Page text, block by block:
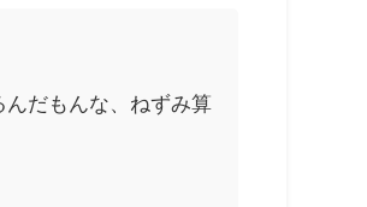
だもんな、ねずみ算